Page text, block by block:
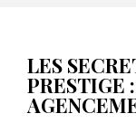
LES
PRESTIGE